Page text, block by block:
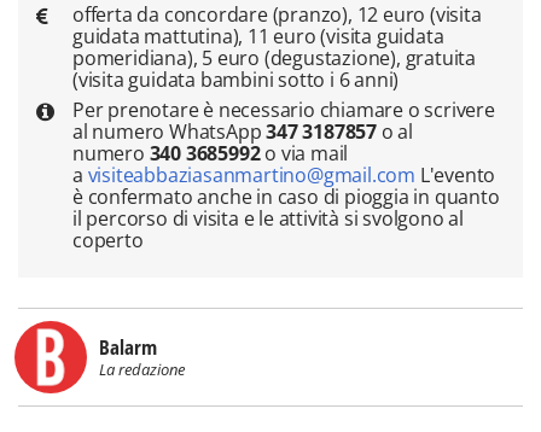
offerta da concordare (pranzo), 12 euro (visita
guidata mattutina), 11 euro (visita guidata
pomeridiana), 5 euro (degustazione), gratuita
(visita guidata bambini sotto i 6 anni)
Per prenotare è necessario chiamare o scrivere
al numero WhatsApp347 3187857 o al
numero 340 3685992o via mail
a visiteabbaziasanmartino@gmail.com L'evento
è confermato anche in caso di pioggia in quanto
il percorso di visita e le attività si svolgono al
coperto
Balarm
La redazione